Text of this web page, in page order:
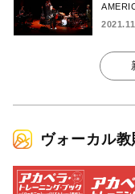
ヴォーカル教